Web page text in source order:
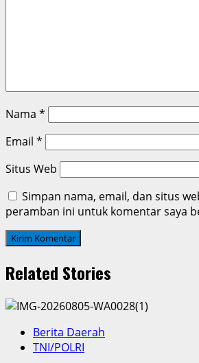
Nama *
Email *
Situs Web
Simpan nama, email, dan situs
peramban ini untuk komentar saya
Related Stories
Berita Daerah
TNI/POLRI